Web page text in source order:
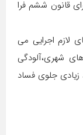
قانون ششم فرا
لازم اجرایی می
شهری،آلودگی
زیادی جلوی فساد